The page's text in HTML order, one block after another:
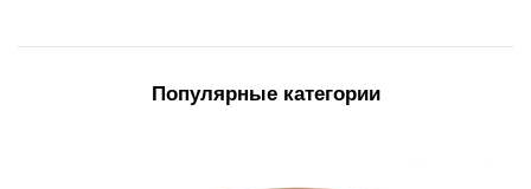
Популярные категории